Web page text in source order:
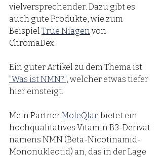
vielversprechender. Dazu gibt es
auch gute Produkte, wie zum
Beispiel True Niagen von
ChromaDex.
Ein guter Artikel zu dem Thema ist
"Was ist NMN?", welcher etwas tiefer
hier einsteigt.
Mein Partner MoleQlar
  bietet ein
hochqualitatives Vitamin B3-Derivat
namens NMN (Beta-Nicotinamid-
Mononukleotid) an, das in der Lage